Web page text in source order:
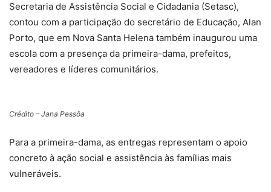
Secretaria de Assistência Social e Cidadania (Setasc),
contou com a participação do secretário de Educação, Alan
Porto, que em Nova Santa Helena também inaugurou uma
escola com a presença da primeira-dama, prefeitos,
vereadores e líderes comunitários.
Crédito – Jana Pessôa
Para a primeira-dama, as entregas representam o apoio
concreto à ação social e assistência às famílias mais
vulneráveis.